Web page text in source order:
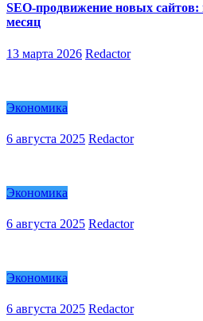
SEO-продвижение новых сайтов:
месяц
13 марта 2026 Redactor
Экономика
6 августа 2025 Redactor
Экономика
6 августа 2025 Redactor
Экономика
6 августа 2025 Redactor